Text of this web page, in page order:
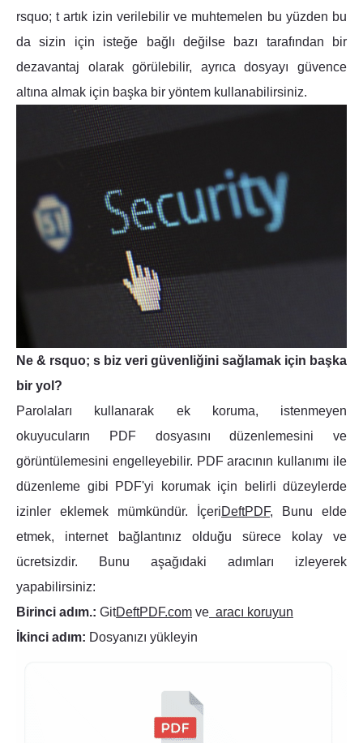
rsquo; t artık izin verilebilir ve muhtemelen bu yüzden bu
da sizin için isteğe bağlı değilse bazı tarafından bir
dezavantaj olarak görülebilir, ayrıca dosyayı güvence
altına almak için başka bir yöntem kullanabilirsiniz.
Ne & rsquo; s biz veri güvenliğini sağlamak için başka
bir yol?
Parolaları kullanarak ek koruma, istenmeyen
okuyucuların PDF dosyasını düzenlemesini ve
görüntülemesini engelleyebilir. PDF aracının kullanımı ile
düzenleme gibi PDF'yi korumak için belirli düzeylerde
izinler eklemek mümkündür. İçeriDeftPDF, Bunu elde
etmek, internet bağlantınız olduğu sürece kolay ve
ücretsizdir. Bunu aşağıdaki adımları izleyerek
yapabilirsiniz:
Birinci adım.: GitDeftPDF.com ve aracı koruyun
İkinci adım: Dosyanızı yükleyin